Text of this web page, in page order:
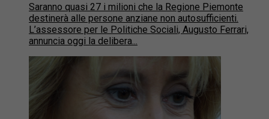
Saranno quasi 27 i milioni che la Regione Piemonte
destinerà alle persone anziane non autosufficienti.
L’assessore per le Politiche Sociali, Augusto Ferrari,
annuncia oggi la delibera...